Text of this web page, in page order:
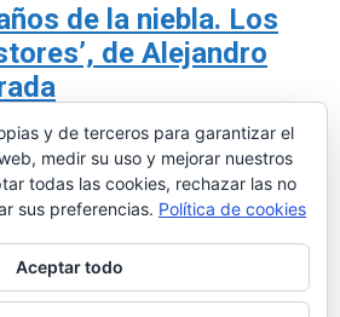
de la niebla. Los
de Alejandro
y de terceros para garantizar el
medir su uso y mejorar nuestros
todas las cookies, rechazar las no
sus preferencias. Política de cookies
Aceptar todo